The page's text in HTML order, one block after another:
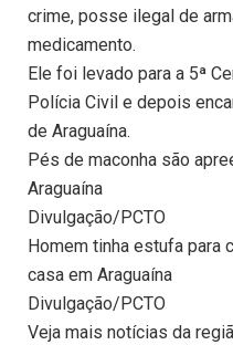
crime, posse ilegal de
medicamento.
Ele foi levado para a 5ª
Polícia Civil e depois
de Araguaína.
Pés de maconha são
Araguaína
Divulgação/PCTO
Homem tinha estufa para
casa em Araguaína
Divulgação/PCTO
Veja mais notícias da